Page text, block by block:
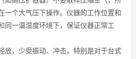
一个大气压下操作。仪器的工作位置和
同一温湿度环境下，保证仪器正常工
，少受振动、冲击。特别是对于台式